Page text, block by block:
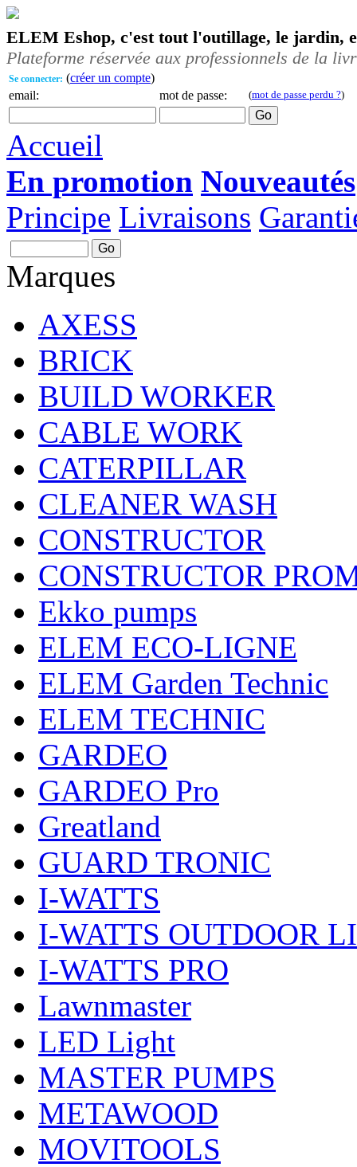
ELEM Eshop, c'est tout l'outillage, le jardin,
Plateforme réservée aux professionnels de la
Se connecter: (créer un compte)
email:
mot de passe: (mot de passe perdu ?)
Accueil
En promotion Nouveautés
Principe Livraisons
Marques
AXESS
BRICK
BUILD WORKER
CABLE WORK
CATERPILLAR
CLEANER WASH
CONSTRUCTOR
CONSTRUCTOR
Ekko pumps
ELEM ECO-LIGNE
ELEM Garden Technic
ELEM TECHNIC
GARDEO
GARDEO Pro
Greatland
GUARD TRONIC
I-WATTS
I-WATTS OUTDOOR
I-WATTS PRO
Lawnmaster
LED Light
MASTER PUMPS
METAWOOD
MOVITOOLS